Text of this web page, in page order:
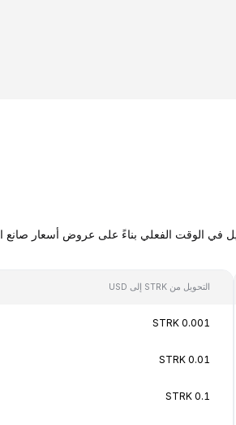
التحويل من STRK إلى USD
0.001 STRK
0.01 STRK
0.1 STRK